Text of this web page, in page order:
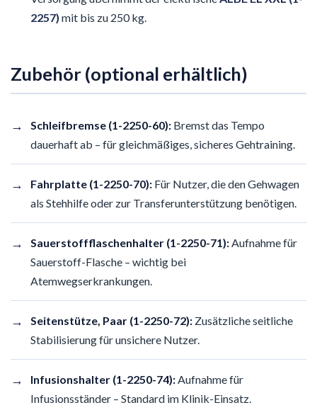
2257) mit bis zu 250 kg.
Zubehör (optional erhältlich)
→ Schleifbremse (1-2250-60): Bremst das Tempo
dauerhaft ab – für gleichmäßiges, sicheres Gehtraining.
→ Fahrplatte (1-2250-70): Für Nutzer, die den Gehwagen
als Stehhilfe oder zur Transferunterstützung benötigen.
→ Sauerstoffflaschenhalter (1-2250-71):Aufnahme für
Sauerstoff-Flasche – wichtig bei
Atemwegserkrankungen.
→ Seitenstütze, Paar (1-2250-72): Zusätzliche seitliche
Stabilisierung für unsichere Nutzer.
→ Infusionshalter (1-2250-74):Aufnahme für
Infusionsständer – Standard im Klinik-Einsatz.